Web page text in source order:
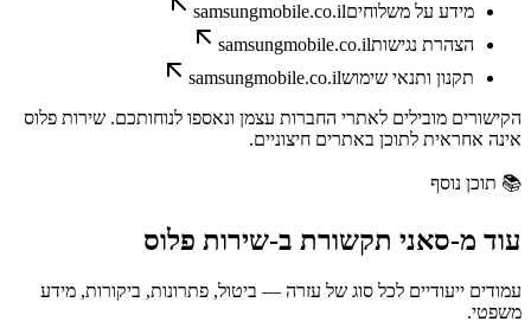
מידע על משלוחיםsamsungmobile.co.il
הצהרת נגישותsamsungmobile.co.il
תקנון ותנאי שימושsamsungmobile.co.il
הקישורים מובילים לאתרי החברות עצמן ונאספו לנוחותכם. שירות פלוס
אינה אחראית לתוכן באתרים חיצוניים.
📚 תוכן נוסף
עוד מ-סאני תקשורת ב-שירות פלוס
עמודים ייעודיים לכל סוג של עזרה — ביטול, פתרונות, ביקורות, מידע
משפטי.